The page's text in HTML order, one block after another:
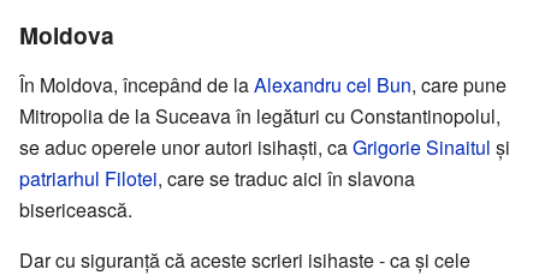
Moldova
În Moldova, începând de laAlexandru cel Bun, care pune
Mitropolia de la Suceava în legături cu Constantinopolul,
se aduc operele unor autori isihaști, caGrigorie Sinaitul și
patriarhul Filotei, care se traduc aici în slavona
bisericească.
Dar cu siguranță că aceste scrieri isihaste - ca și cele